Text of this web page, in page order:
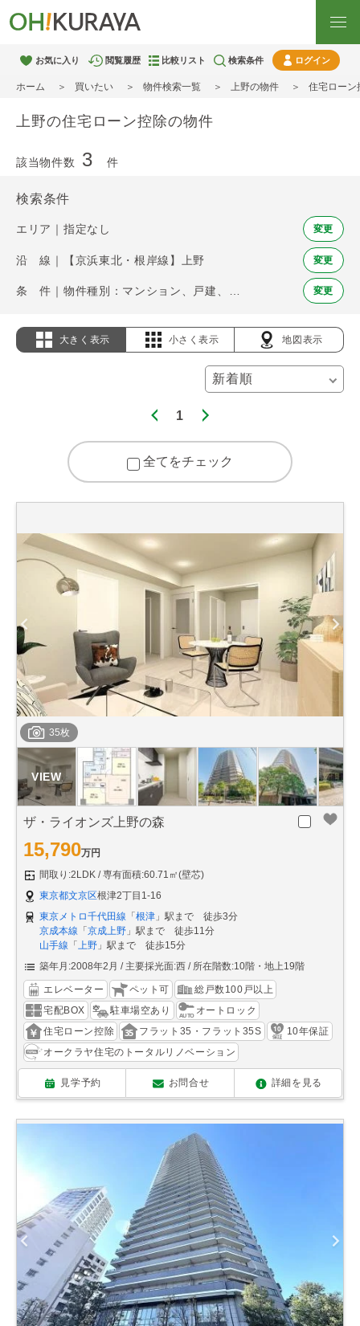
お気に入り 閲覧履歴 比較リスト 検索条件 ログイン
ホーム 買いたい 物件検索一覧 上野の物件 住宅ローン
上野の住宅ローン控除の物件
該当物件数 3 件
検索条件
エリア｜指定なし 変更
沿 線｜【京浜東北・根岸線】上野 変更
変更
大きく表示 小さく表示 地図表示
1
全てをチェック
35枚
ザ・ライオンズ上野の森
15,790万円
間取り:2LDK
専有面積:60.71㎡(壁芯)
東京都文京区根津2丁目1-16
東京メトロ千代田線 「 根津 」駅まで 徒歩3分
京成本線 「 京成上野 」駅まで 徒歩11分
山手線 「 上野 」駅まで 徒歩15分
築年月:2008年2月
主要採光面:西 所在階数:10階・地上19階
エレベーター ペット可
総戸数100戸以上
宅配BOX
駐車場空あり
オートロック
住宅ローン控除
フラット35・フラット35S
10年保証
オークラヤ住宅のトータルリノベーション
見学予約 お問合せ 詳細を見る